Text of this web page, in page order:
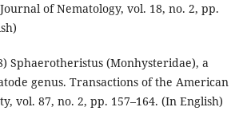
of Nematology, vol. 18, no. 2, pp.
Sphaerotheristus (Monhysteridae), a
genus. Transactions of the American
vol. 87, no. 2, pp. 157–164. (In English)